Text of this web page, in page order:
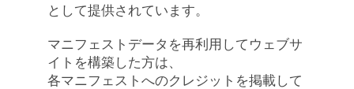
として提供されています。
マニフェストデータを再利用してウェブサ
イトを構築した方は、
各マニフェストへのクレジットを掲載して